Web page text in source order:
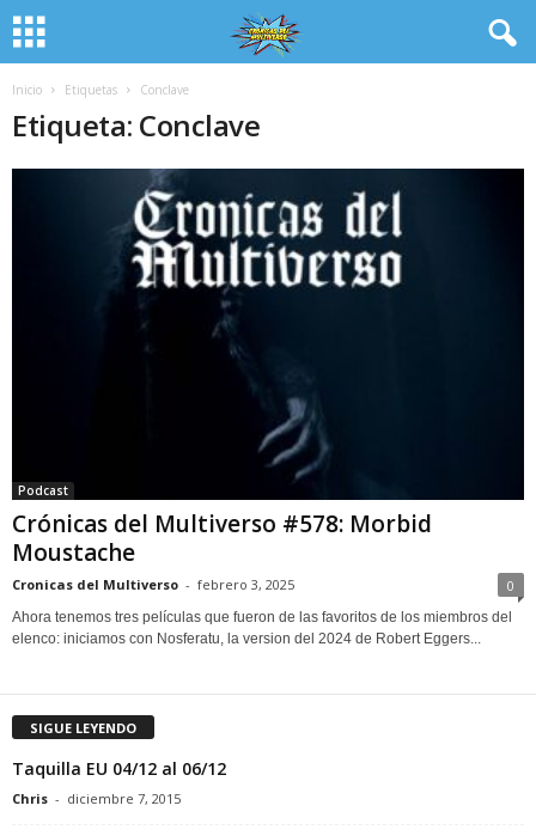
Inicio Etiquetas Conclave
Etiqueta: Conclave
Podcast
Crónicas del Multiverso #578: Morbid
Moustache
Cronicas del Multiverso - febrero 3, 2025 0
Ahora tenemos tres películas que fueron de las favoritos de los miembros del
elenco: iniciamos con Nosferatu, la version del 2024 de Robert Eggers...
SIGUE LEYENDO
Taquilla EU 04/12 al 06/12
Chris - diciembre 7, 2015